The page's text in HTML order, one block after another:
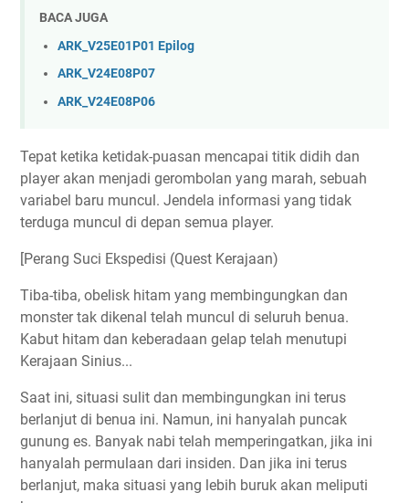
BACA JUGA
ARK_V25E01P01 Epilog
ARK_V24E08P07
ARK_V24E08P06
Tepat ketika ketidak-puasan mencapai titik didih dan
player akan menjadi gerombolan yang marah, sebuah
variabel baru muncul. Jendela informasi yang tidak
terduga muncul di depan semua player.
[Perang Suci Ekspedisi (Quest Kerajaan)
Tiba-tiba, obelisk hitam yang membingungkan dan
monster tak dikenal telah muncul di seluruh benua.
Kabut hitam dan keberadaan gelap telah menutupi
Kerajaan Sinius...
Saat ini, situasi sulit dan membingungkan ini terus
berlanjut di benua ini. Namun, ini hanyalah puncak
gunung es. Banyak nabi telah memperingatkan, jika ini
hanyalah permulaan dari insiden. Dan jika ini terus
berlanjut, maka situasi yang lebih buruk akan meliputi